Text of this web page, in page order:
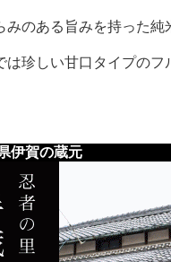
のある旨みを持った純
珍しい甘口タイプのフ
伊賀の蔵元